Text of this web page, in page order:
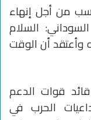
من أجل إنهاء
السلام
وأعتقد أن الوقت
قوات الدعم
الحرب في